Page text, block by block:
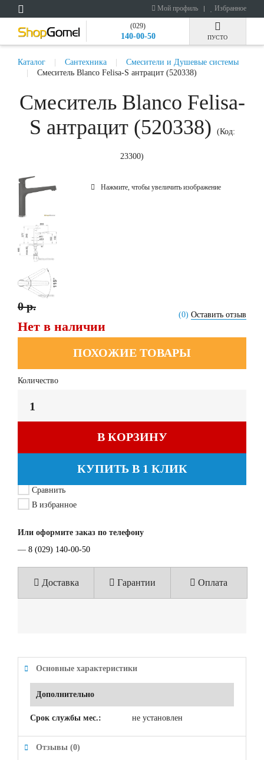
Мой профиль Избранное
(029)
140-00-50 ПУСТО
Каталог Сантехника
Смесители и Душевые системы
Смеситель Blanco Felisa-S антрацит (520338)
Смеситель Blanco Felisa-
S антрацит (520338)
(Код:
23300)
Нажмите, чтобы увеличить изображение
(0) Оставить отзыв
0 р.
Нет в наличии
ПОХОЖИЕ ТОВАРЫ
Количество
В КОРЗИНУ
КУПИТЬ В 1 КЛИК
Сравнить
В избранное
Или оформите заказ по телефону
— 8 (029) 140-00-50
Доставка Гарантии Оплата
Основные характеристики
Дополнительно
Срок службы мес.: не установлен
Отзывы (0)